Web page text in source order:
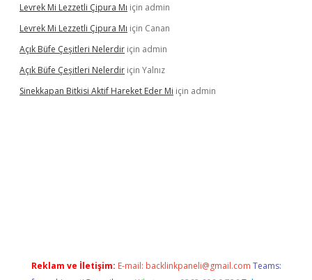
Levrek Mi Lezzetli Çipura Mı için admin
Levrek Mi Lezzetli Çipura Mı için Canan
Açık Büfe Çeşitleri Nelerdir için admin
Açık Büfe Çeşitleri Nelerdir için Yalnız
Sinekkapan Bitkisi Aktif Hareket Eder Mi için admin
Reklam ve İletişim: E-mail: backlinkpaneli@gmail.com Teams: